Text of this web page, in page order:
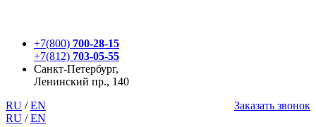
+7(800) 700-28-15
+7(812) 703-05-55
Санкт-Петербург,
Ленинский пр., 140
RU / EN
Заказать звонок
RU / EN